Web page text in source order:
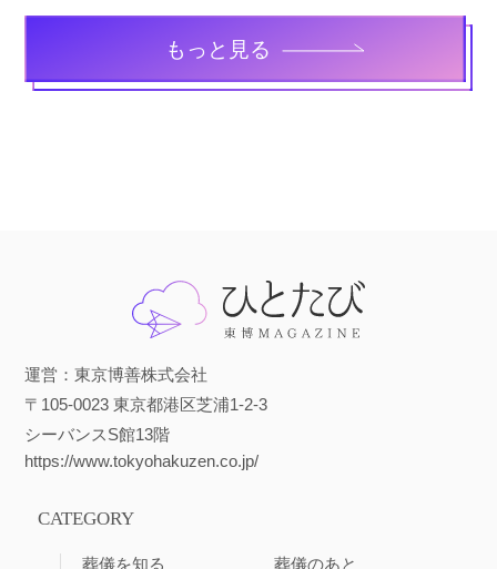
もっと見る
運営：東京博善株式会社
〒105-0023 東京都港区芝浦1-2-3
シーバンスS館13階
https://www.tokyohakuzen.co.jp/
CATEGORY
葬儀を知る 葬儀のあと